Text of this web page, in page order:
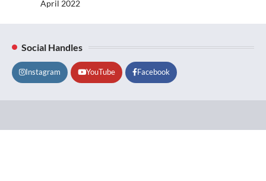
April 2022
Social Handles
Instagram YouTube Facebook